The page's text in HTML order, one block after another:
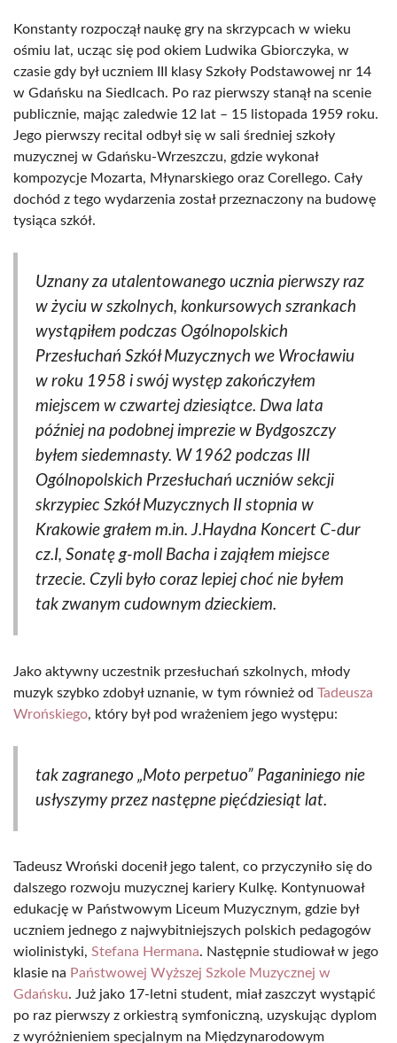
Konstanty rozpoczął naukę gry na skrzypcach w wieku
ośmiu lat, ucząc się pod okiem Ludwika Gbiorczyka, w
czasie gdy był uczniem III klasy Szkoły Podstawowej nr 14
w Gdańsku na Siedlcach. Po raz pierwszy stanął na scenie
publicznie, mając zaledwie 12 lat – 15 listopada 1959 roku.
Jego pierwszy recital odbył się w sali średniej szkoły
muzycznej w Gdańsku-Wrzeszczu, gdzie wykonał
kompozycje Mozarta, Młynarskiego oraz Corellego. Cały
dochód z tego wydarzenia został przeznaczony na budowę
tysiąca szkół.
Uznany za utalentowanego ucznia pierwszy raz
w życiu w szkolnych, konkursowych szrankach
wystąpiłem podczas Ogólnopolskich
Przesłuchań Szkół Muzycznych we Wrocławiu
w roku 1958 i swój występ zakończyłem
miejscem w czwartej dziesiątce. Dwa lata
później na podobnej imprezie w Bydgoszczy
byłem siedemnasty. W 1962 podczas III
Ogólnopolskich Przesłuchań uczniów sekcji
skrzypiec Szkół Muzycznych II stopnia w
Krakowie grałem m.in. J.Haydna Koncert C-dur
cz.I, Sonatę g-moll Bacha i zająłem miejsce
trzecie. Czyli było coraz lepiej choć nie byłem
tak zwanym cudownym dzieckiem.
Jako aktywny uczestnik przesłuchań szkolnych, młody
muzyk szybko zdobył uznanie, w tym również od Tadeusza
Wrońskiego, który był pod wrażeniem jego występu:
tak zagranego „Moto perpetuo” Paganiniego nie
usłyszymy przez następne pięćdziesiąt lat.
Tadeusz Wroński docenił jego talent, co przyczyniło się do
dalszego rozwoju muzycznej kariery Kulkę. Kontynuował
edukację w Państwowym Liceum Muzycznym, gdzie był
uczniem jednego z najwybitniejszych polskich pedagogów
wiolinistyki, Stefana Hermana. Następnie studiował w jego
klasie na Państwowej Wyższej Szkole Muzycznej w
Gdańsku. Już jako 17-letni student, miał zaszczyt wystąpić
po raz pierwszy z orkiestrą symfoniczną, uzyskując dyplom
z wyróżnieniem specjalnym na Międzynarodowym